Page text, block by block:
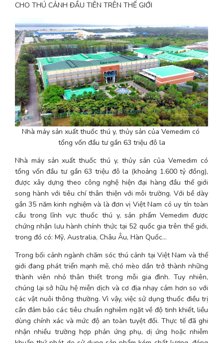
CHO THÚ CẢNH ĐẦU TIÊN TRÊN THẾ GIỚI
Nhà máy sản xuất thuốc thú y, thủy sản của Vemedim có
tổng vốn đầu tư gần 63 triệu đô la
Nhà máy sản xuất thuốc thú y, thủy sản của Vemedim có
tổng vốn đầu tư gần 63 triệu đô la (khoảng 1.600 tỷ đồng),
được xây dựng theo công nghệ hiện đại hàng đầu thế giới
song hành với tiêu chí thân thiện với môi trường. Với bề dày
gần 35 năm kinh nghiệm và là đơn vị Việt Nam có uy tín toàn
cầu trong lĩnh vực thuốc thú y, sản phẩm Vemedim được
chứng nhận lưu hành chính thức tại 52 quốc gia trên thế giới,
trong đó có: Mỹ, Australia, Châu Âu, Hàn Quốc…
Trong bối cảnh ngành chăm sóc thú cảnh tại Việt Nam và thế
giới đang phát triển mạnh mẽ, chó mèo dần trở thành những
thành viên nhỏ thân thiết trong mỗi gia đình. Tuy nhiên,
chúng lại sở hữu hệ miễn dịch và cơ địa nhạy cảm hơn so với
các vật nuôi thông thường. Vì vậy, việc sử dụng thuốc điều trị
cần đảm bảo các tiêu chuẩn nghiêm ngặt về độ tinh khiết, liều
dùng chính xác và mức độ an toàn tuyệt đối. Thực tế đã ghi
nhận nhiều trường hợp phản ứng phụ, dị ứng hoặc nhiễm